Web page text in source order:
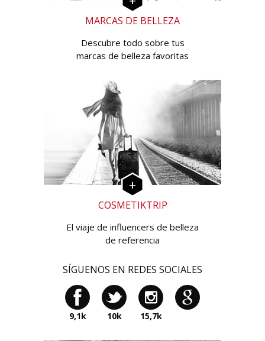
MARCAS DE BELLEZA
Descubre todo sobre tus
marcas de belleza favoritas
COSMETIKTRIP
El viaje de influencers de belleza
de referencia
SÍGUENOS EN REDES SOCIALES
9,1k 10k 15,7k